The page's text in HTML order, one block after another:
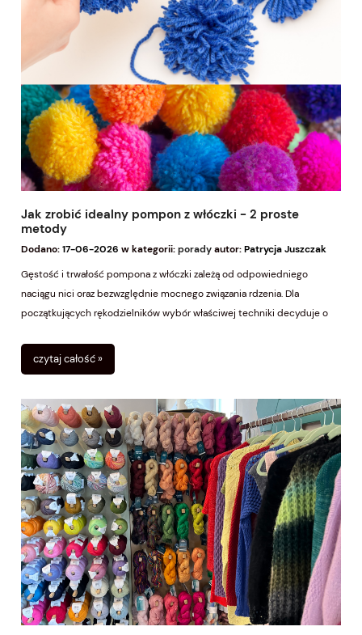
Jak zrobić idealny pompon z włóczki - 2 proste
metody
Dodano:17-06-2026 w kategorii:poradyautor:Patrycja Juszczak
Gęstość i trwałość pompona z włóczki zależą od odpowiedniego
naciągu nici oraz bezwzględnie mocnego związania rdzenia. Dla
początkujących rękodzielników wybór właściwej techniki decyduje o
Sprawdź, jak stworzyć idealny, puchaty dodatek do czapek i szalików,
korzystając z domowego kartonika lub profesjonalnego przyrządu.
czytaj całość »